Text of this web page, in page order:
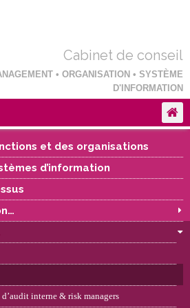
Cabinet de conseil
• ORGANISATION • SYSTÈME
D'INFORMATION
et des organisations
d’information
interne & risk managers